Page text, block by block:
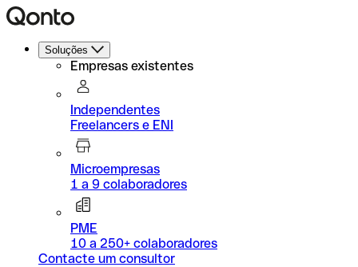
Soluções
Empresas existentes
Independentes
Freelancers e ENI
Microempresas
1 a 9 colaboradores
PME
10 a 250+ colaboradores
Contacte um consultor